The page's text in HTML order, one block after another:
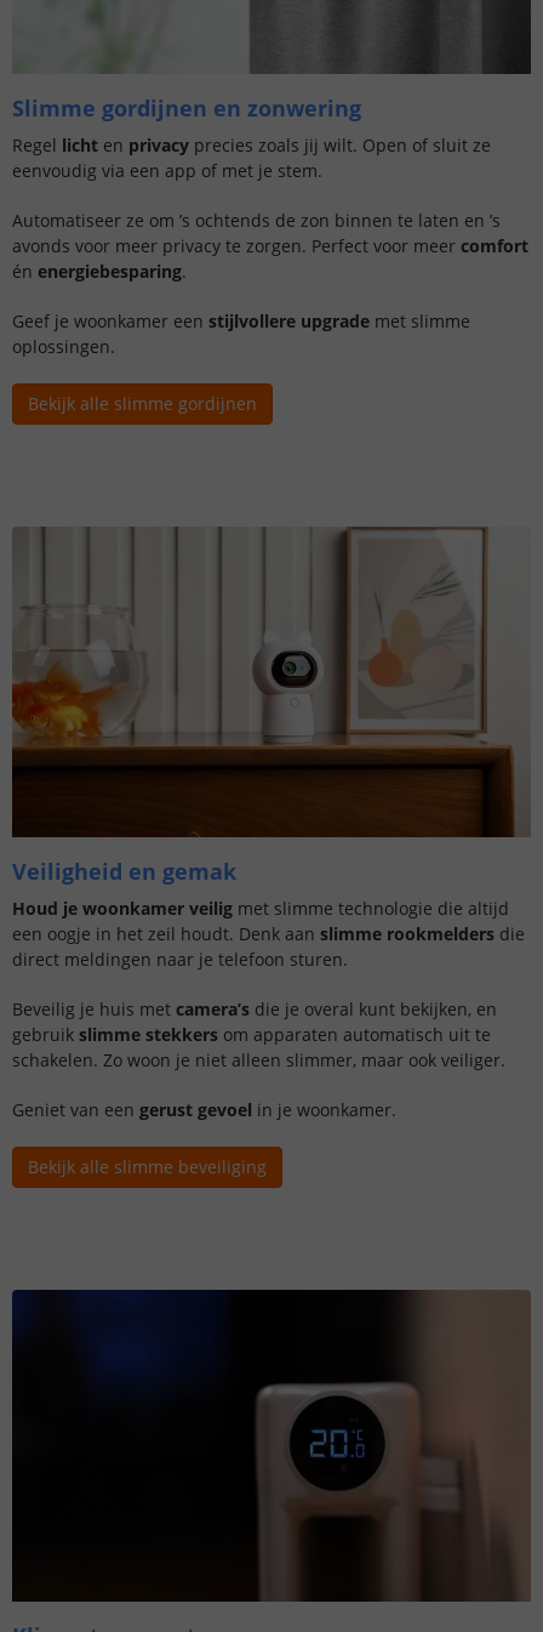
Slimme gordijnen en zonwering
Regel licht en privacy precies zoals jij wilt. Open of sluit ze
eenvoudig via een app of met je stem.
Automatiseer ze om ’s ochtends de zon binnen te laten en ’s
avonds voor meer privacy te zorgen. Perfect voor meer comfort
én energiebesparing.
Geef je woonkamer een stijlvollere upgrade met slimme
oplossingen.
Bekijk alle slimme gordijnen
Veiligheid en gemak
Houd je woonkamer veilig met slimme technologie die altijd
een oogje in het zeil houdt. Denk aan slimme rookmelders die
direct meldingen naar je telefoon sturen.
Beveilig je huis met camera’s die je overal kunt bekijken, en
gebruik slimme stekkers om apparaten automatisch uit te
schakelen. Zo woon je niet alleen slimmer, maar ook veiliger.
Geniet van een gerust gevoel in je woonkamer.
Bekijk alle slimme beveiliging